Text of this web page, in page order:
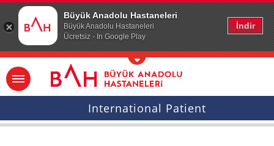
Büyük Anadolu Hastaneleri
Büyük Anadolu Hastaneleri
Ücretsiz - In Google Play
İndir
Ana icerige atla
International Patient